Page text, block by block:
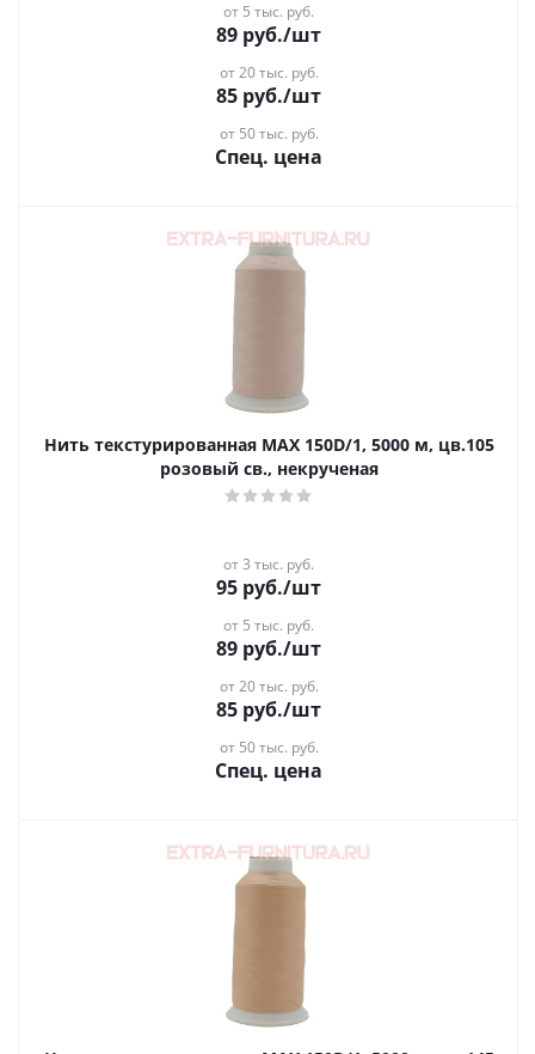
от 5 тыс. руб.
89 руб./шт
от 20 тыс. руб.
85 руб./шт
от 50 тыс. руб.
Спец. цена
Нить текстурированная MAX 150D/1, 5000 м, цв.105
розовый св., некрученая
от 3 тыс. руб.
95 руб./шт
от 5 тыс. руб.
89 руб./шт
от 20 тыс. руб.
85 руб./шт
от 50 тыс. руб.
Спец. цена